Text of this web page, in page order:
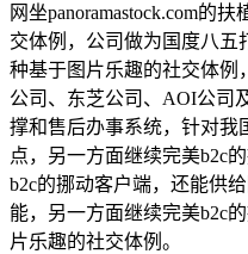
网坐panoramastock.com的
交体例，公司做为国度八五
种基于图片乐趣的社交体例
公司、东芝公司、AOI公司
撑和售后办事系统，针对我
点，另一方面继续完美b2c
b2c的挪动客户端，还能供
能，另一方面继续完美b2c
片乐趣的社交体例。